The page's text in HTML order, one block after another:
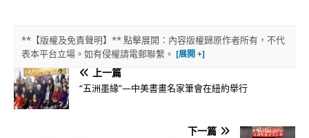
**【版權及免責聲明】** 點擊展開：內容版權歸原作者所有，不代
表本平台立場。如有侵權請電郵聯繫。
上一篇
“五洲墨緣”—中美書畫名家筆會在紐約舉行
下一篇